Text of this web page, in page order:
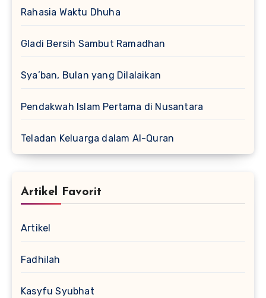
Rahasia Waktu Dhuha
Gladi Bersih Sambut Ramadhan
Sya’ban, Bulan yang Dilalaikan
Pendakwah Islam Pertama di Nusantara
Teladan Keluarga dalam Al-Quran
Artikel Favorit
Artikel
Fadhilah
Kasyfu Syubhat